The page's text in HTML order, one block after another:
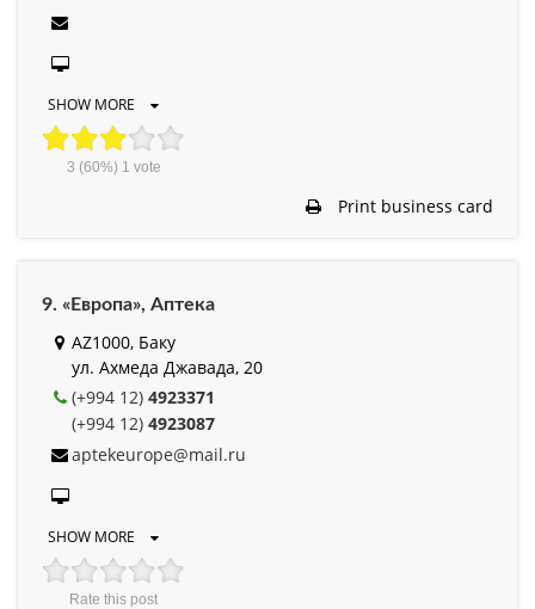
SHOW MORE
3 (60%) 1 vote
Print business card
9. «Европа», Аптека
AZ1000, Баку
ул. Ахмеда Джавада, 20
(+994 12) 4923371
(+994 12) 4923087
aptekeurope@mail.ru
SHOW MORE
Rate this post